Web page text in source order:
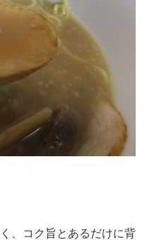
、コク旨とあるだけに背